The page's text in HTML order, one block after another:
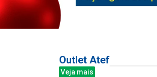
Outlet Atef
Veja mais